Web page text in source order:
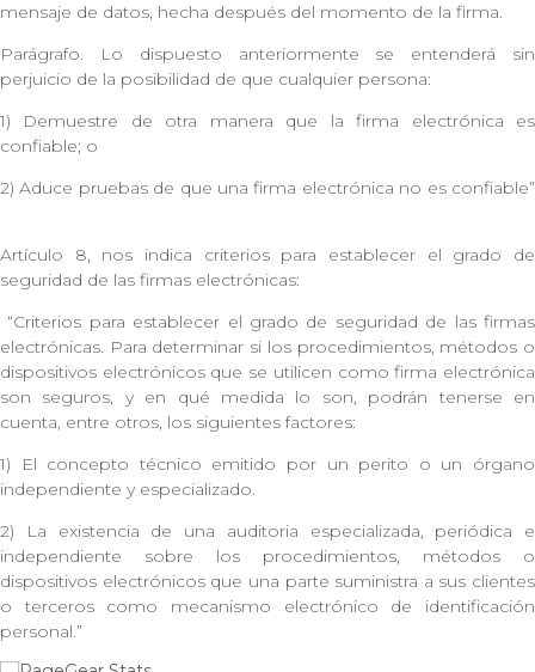
mensaje de datos, hecha después del momento de la firma.
Parágrafo. Lo dispuesto anteriormente se entenderá sin
perjuicio de la posibilidad de que cualquier persona:
1) Demuestre de otra manera que la firma electrónica es
confiable; o
2) Aduce pruebas de que una firma electrónica no es confiable”
Artículo 8, nos indica criterios para establecer el grado de
seguridad de las firmas electrónicas:
“Criterios para establecer el grado de seguridad de las firmas
electrónicas. Para determinar si los procedimientos, métodos o
dispositivos electrónicos que se utilicen como firma electrónica
son seguros, y en qué medida lo son, podrán tenerse en
cuenta, entre otros, los siguientes factores:
1) El concepto técnico emitido por un perito o un órgano
independiente y especializado.
2) La existencia de una auditoria especializada, periódica e
independiente sobre los procedimientos, métodos o
dispositivos electrónicos que una parte suministra a sus clientes
o terceros como mecanismo electrónico de identificación
personal.”